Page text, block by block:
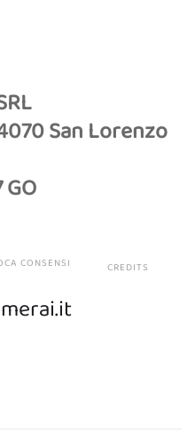
San Lorenzo
CONSENSI CREDITS